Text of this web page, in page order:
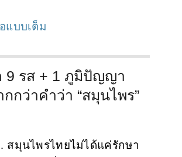
แบบเต็ม
9 รส + 1 ภูมิปัญญา
กว่าคำว่า “สมุนไพร”
สมุนไพรไทยไม่ได้แค่รักษา